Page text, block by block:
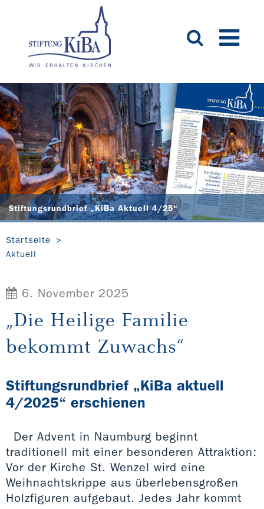
Stiftungsrundbrief „KiBa Aktuell 4/25“
Startseite
Aktuell
6. November 2025
„Die Heilige Familie
bekommt Zuwachs“
Stiftungsrundbrief „KiBa aktuell
4/2025“ erschienen
Der Advent in Naumburg beginnt
traditionell mit einer besonderen Attraktion:
Vor der Kirche St. Wenzel wird eine
Weihnachtskrippe aus überlebensgroßen
Holzfiguren aufgebaut. Jedes Jahr kommt